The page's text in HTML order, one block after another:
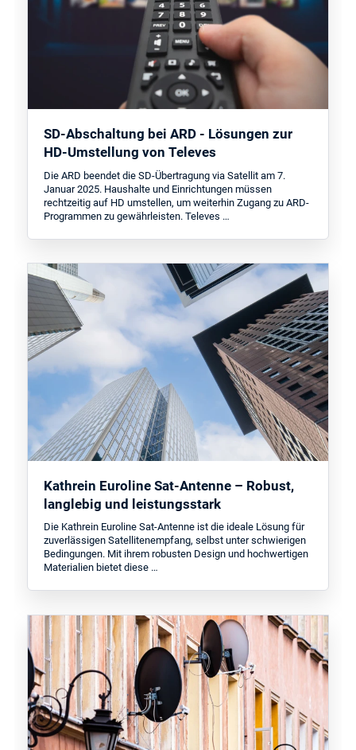
SD-Abschaltung bei ARD - Lösungen zur
HD-Umstellung von Televes
Die ARD beendet die SD-Übertragung via Satellit am 7.
Januar 2025. Haushalte und Einrichtungen müssen
rechtzeitig auf HD umstellen, um weiterhin Zugang zu ARD-
Programmen zu gewährleisten. Televes …
Kathrein Euroline Sat-Antenne – Robust,
langlebig und leistungsstark
Die Kathrein Euroline Sat-Antenne ist die ideale Lösung für
zuverlässigen Satellitenempfang, selbst unter schwierigen
Bedingungen. Mit ihrem robusten Design und hochwertigen
Materialien bietet diese …